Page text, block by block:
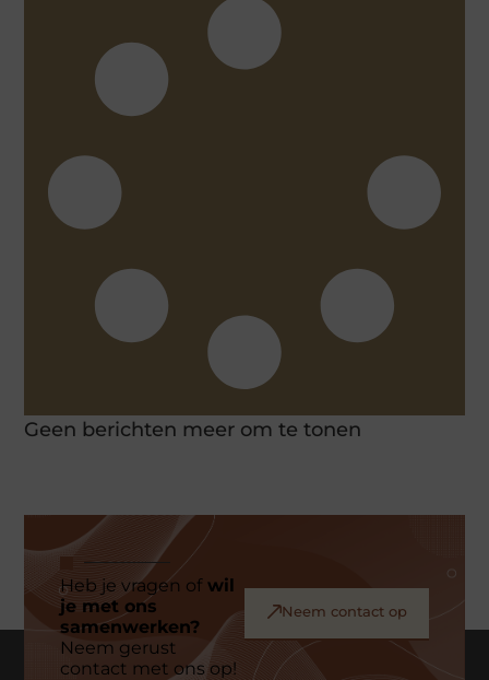
Geen berichten meer om te tonen
Heb je vragen ofwil
je met ons
samenwerken?
Neem gerust
contact met ons op!
Neem contact op